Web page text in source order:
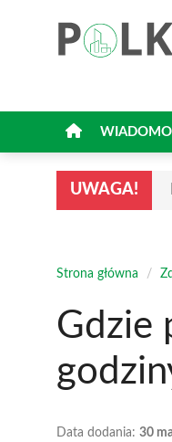
UWAGA!
Strona główna /
Gdzie
Data dodania: 30